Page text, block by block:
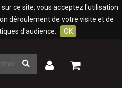
ce site, vous acceptez l'utilisation
déroulement de votre visite et de
d'audience.
OK
Rechercher
Mon
Mon